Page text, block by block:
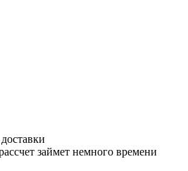
займет немного времени